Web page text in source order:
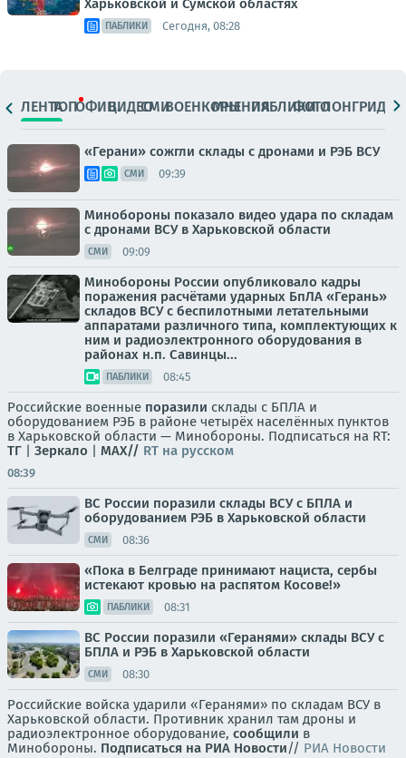
Харьковской и Сумской областях
ПАБЛИКИ Сегодня, 08:28
ЛЕНТАТОПОФИЦ.ВИДЕОСМИВОЕНКОРЫМНЕНИЯПАБЛИКИ
ФОТОЛОНГРИДЫ
«Герани» сожгли склады с дронами и РЭБ ВСУ
СМИ 09:39
Минобороны показало видео удара по складам
с дронами ВСУ в Харьковской области
СМИ 09:09
Минобороны России опубликовало кадры
поражения расчётами ударных БпЛА «Герань»
складов ВСУ с беспилотными летательными
аппаратами различного типа, комплектующих к
ним и радиоэлектронного оборудования в
районах н.п. Савинцы...
ПАБЛИКИ 08:45
Российские военные поразили склады с БПЛА и
оборудованием РЭБ в районе четырёх населённых пунктов
в Харьковской области — Минобороны. Подписаться на RT:
ТГ
Зеркало MAX// RT на русском
08:39
ВС России поразили склады ВСУ с БПЛА и
оборудованием РЭБ в Харьковской области
СМИ 08:36
«Пока в Белграде принимают нациста, сербы
истекают кровью на распятом Косове!»
ПАБЛИКИ 08:31
ВС России поразили «Геранями» склады ВСУ с
БПЛА и РЭБ в Харьковской области
СМИ 08:30
Российские войска ударили «Геранями» по складам ВСУ в
Харьковской области. Противник хранил там дроны и
радиоэлектронное оборудование, сообщили в
Минобороны. Подписаться на РИА Новости// РИА Новости